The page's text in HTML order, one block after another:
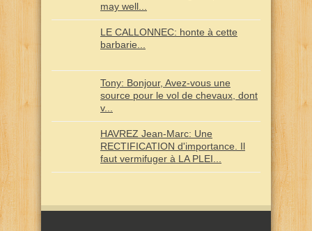
may well...
LE CALLONNEC: honte à cette
barbarie...
Tony: Bonjour, Avez-vous une
source pour le vol de chevaux, dont
v...
HAVREZ Jean-Marc: Une
RECTIFICATION d'importance. Il
faut vermifuger à LA PLEI...